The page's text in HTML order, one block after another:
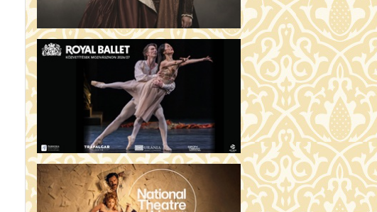
JEGYVÁSÁRLÁS
20:00 Törőcsik Mari terem
AZ IDEGEN (16)